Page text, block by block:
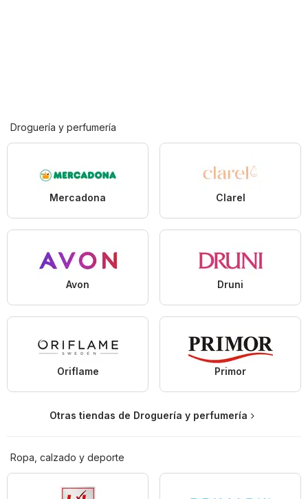
Droguería y perfumería
Mercadona Clarel
Avon Druni
Oriflame Primor
Otras tiendas de Droguería y perfumería
Ropa, calzado y deporte